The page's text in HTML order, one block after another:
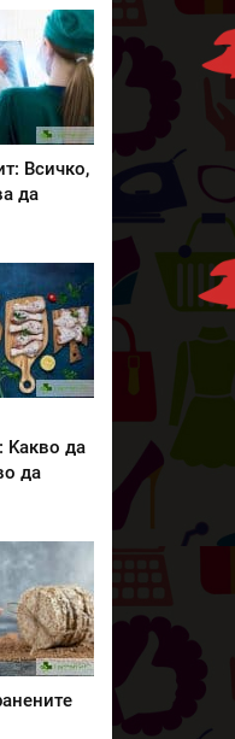
Всичко,
да
Kакво да
да